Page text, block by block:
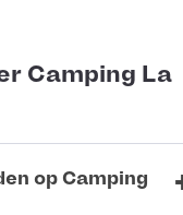
Camping La
op Camping